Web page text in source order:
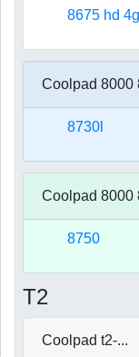
8675 hd 4g
Coolpad 8000
8730l
Coolpad 8000
8750
T2
Coolpad t2-...